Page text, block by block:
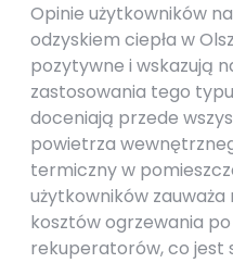
Opinie użytkowników
odzyskiem ciepła w
pozytywne i wskazują
zastosowania tego
doceniają przede
powietrza
termiczny w
użytkowników
kosztów ogrzewania
rekuperatorów, co jest